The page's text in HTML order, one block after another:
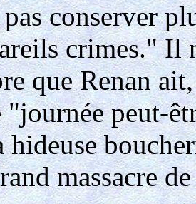
conserver
crimes." Il
que Renan
peut-
hideuse
massacre